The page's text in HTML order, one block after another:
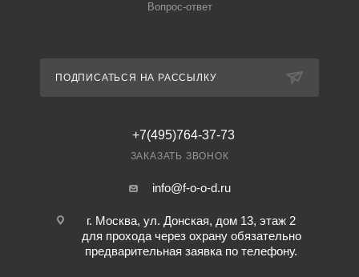
Вопрос-ответ
ПОДПИСАТЬСЯ НА РАССЫЛКУ
+7(495)764-37-73
ЗАКАЗАТЬ ЗВОНОК
info@f-o-o-d.ru
г. Москва, ул. Донская, дом 13, этаж 2
для прохода через охрану обязательно
предварительная заявка по телефону.